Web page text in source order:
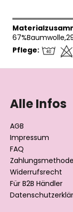
Pflege:
F
Alle Infos
AGB
Impressum
FAQ
Widerrufsrecht
Für B2B Händler